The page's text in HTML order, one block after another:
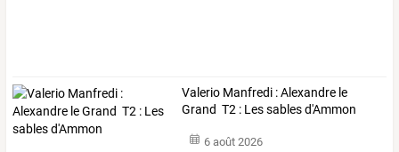
Valerio Manfredi : Alexandre le
Grand T2 : Les sables d'Ammon
6 août 2026